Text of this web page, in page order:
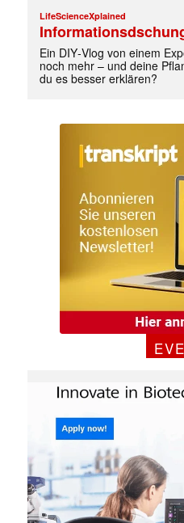
Mit dem
jede Woche
E-
LifeScienceXplained
Ein DIY‑Vlog von einem
noch mehr – und deine
du es besser erklären?